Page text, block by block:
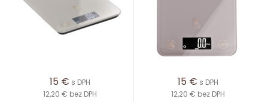
15 € s DPH
12,20 € bez DPH
15 € s DPH
12,20 € bez DPH